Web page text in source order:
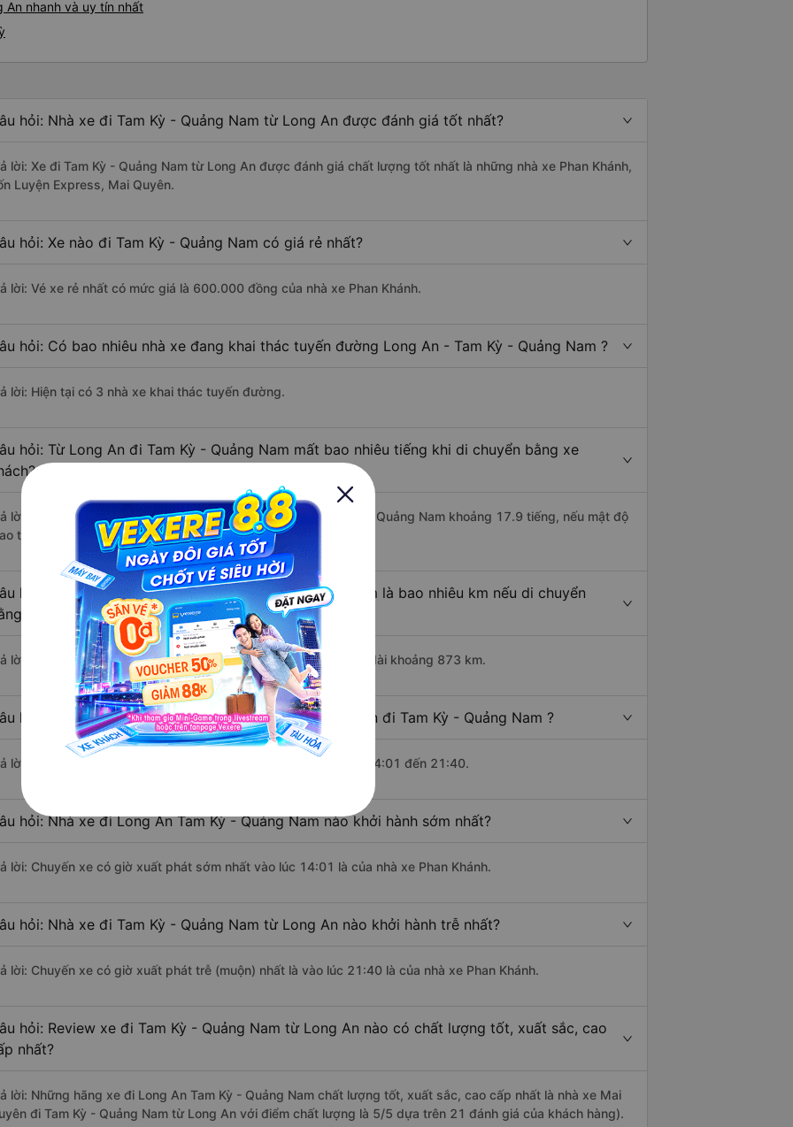
An nhanh và uy tín nhất
hỏi: Nhà xe đi Tam Kỳ - Quảng Nam từ Long An được đánh giá tốt nhất?
lời: Xe đi Tam Kỳ - Quảng Nam từ Long An được đánh giá chất lượng tốt nhất là những nhà xe Phan Khánh,
Luyện Express, Mai Quyên.
hỏi: Xe nào đi Tam Kỳ - Quảng Nam có giá rẻ nhất?
lời: Vé xe rẻ nhất có mức giá là 600.000 đồng của nhà xe Phan Khánh.
hỏi: Có bao nhiêu nhà xe đang khai thác tuyến đường Long An - Tam Kỳ - Quảng Nam ?
lời: Hiện tại có 3 nhà xe khai thác tuyến đường.
hỏi: Từ Long An đi Tam Kỳ - Quảng Nam mất bao nhiêu tiếng khi di chuyển bằng xe
lời: Thời gian di chuyển bằng xe khách từ Long An đi Tam Kỳ - Quảng Nam khoảng 17.9 tiếng, nếu mật độ
thông thuận lợi.
hỏi: Khoảng cách từ Long An đi Tam Kỳ - Quảng Nam là bao nhiêu km nếu di chuyển
xe khách?
lời: Đoạn đường đi Tam Kỳ - Quảng Nam từ Long An có chiều dài khoảng 873 km.
hỏi: Mỗi ngày có bao nhiêu chuyến xe khách Long An đi Tam Kỳ - Quảng Nam ?
lời: Trung bình mỗi ngày có khoảng 10 chuyến xe bắt đầu từ 14:01 đến 21:40.
hỏi: Nhà xe đi Long An Tam Kỳ - Quảng Nam nào khởi hành sớm nhất?
lời: Chuyến xe có giờ xuất phát sớm nhất vào lúc 14:01 là của nhà xe Phan Khánh.
hỏi: Nhà xe đi Tam Kỳ - Quảng Nam từ Long An nào khởi hành trễ nhất?
lời: Chuyến xe có giờ xuất phát trễ (muộn) nhất là vào lúc 21:40 là của nhà xe Phan Khánh.
hỏi: Review xe đi Tam Kỳ - Quảng Nam từ Long An nào có chất lượng tốt, xuất sắc, cao
nhất?
lời: Những hãng xe đi Long An Tam Kỳ - Quảng Nam chất lượng tốt, xuất sắc, cao cấp nhất là nhà xe Mai
đi Tam Kỳ - Quảng Nam từ Long An với điểm chất lượng là 5/5 dựa trên 21 đánh giá của khách hàng).